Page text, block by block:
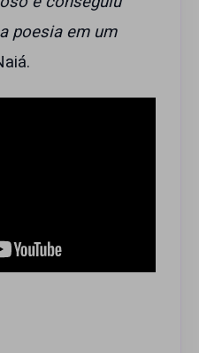
poesia em um